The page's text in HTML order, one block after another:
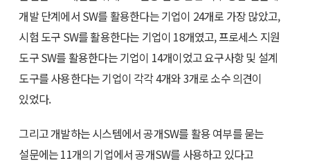
개발 단계에서 SW를 활용한다는 기업이 24개로 가장 많았고,
시험 도구 SW를 활용한다는 기업이 18개였고, 프로세스 지원
도구 SW를 활용한다는 기업이 14개이었고 요구사항 및 설계
도구를 사용한다는 기업이 각각 4개와 3개로 소수 의견이
있었다.
그리고 개발하는 시스템에서 공개SW를 활용 여부를 묻는
설문에는 11개의 기업에서 공개SW를 사용하고 있다고